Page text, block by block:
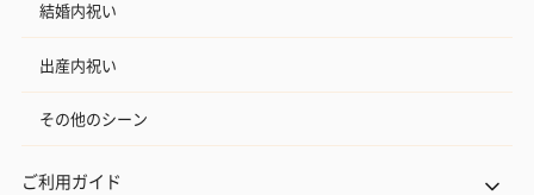
結婚内祝い
出産内祝い
その他のシーン
ご利用ガイド